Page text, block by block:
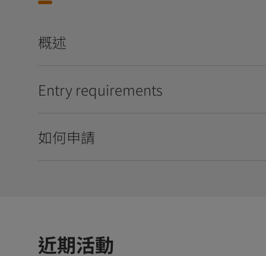
概述
Entry requirements
如何申請
近期活動